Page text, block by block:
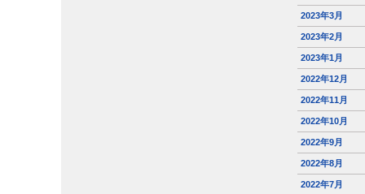
2023年3月
2023年2月
2023年1月
2022年12月
2022年11月
2022年10月
2022年9月
2022年8月
2022年7月